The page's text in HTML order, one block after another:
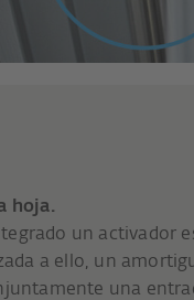
hoja.
un activador
a ello, un
una